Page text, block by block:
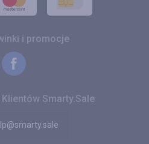
i promocje
Smarty.Sale